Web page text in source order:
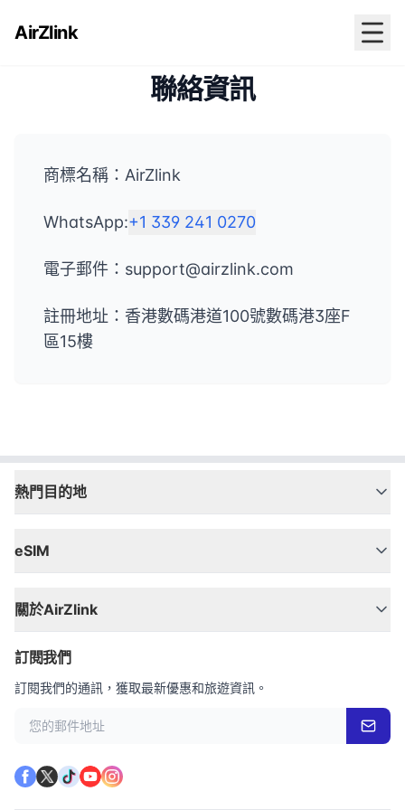
AirZlink
聯絡資訊
商標名稱：AirZlink
WhatsApp:+1 339 241 0270
電子郵件：support@airzlink.com
註冊地址：香港數碼港道100號數碼港3座F
區15樓
熱門目的地
eSIM
關於AirZlink
訂閱我們
訂閱我們的通訊，獲取最新優惠和旅遊資訊。